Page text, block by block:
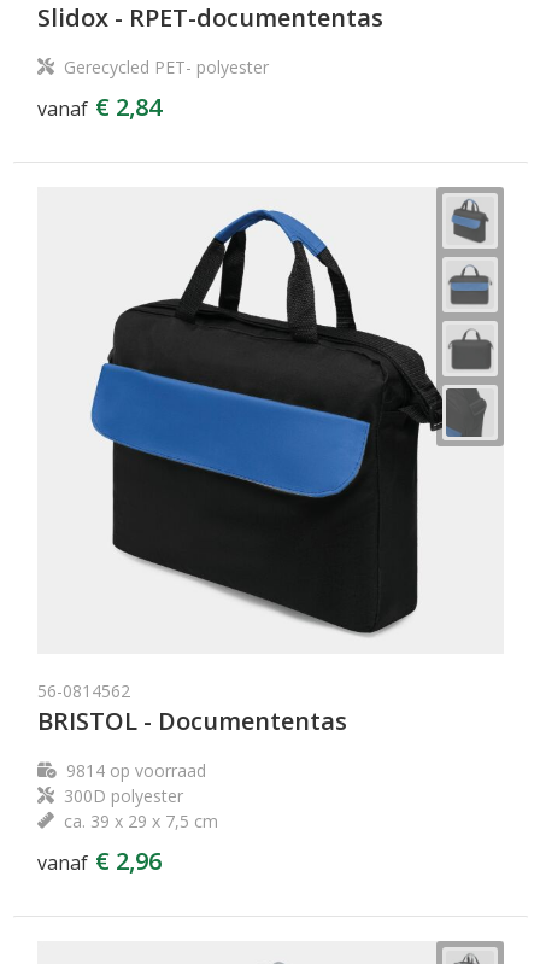
Slidox - RPET-documententas
Gerecycled PET- polyester
vanaf € 2,84
56-0814562
BRISTOL - Documententas
9814op voorraad
300D polyester
ca. 39 x 29 x 7,5 cm
vanaf € 2,96